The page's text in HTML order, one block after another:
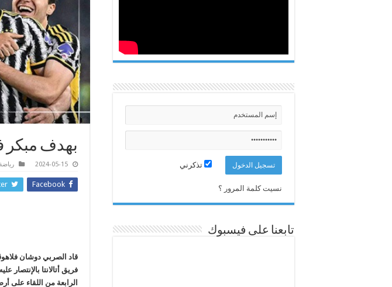
بهدف مبكر
2024-05-15 رياضة
Facebook
قاد الصربي دوشان
فريق أتالانتا
الرابعة من اللقاء على
تذكرني
نسيت كلمة المرور ؟
تابعنا على فيسبوك